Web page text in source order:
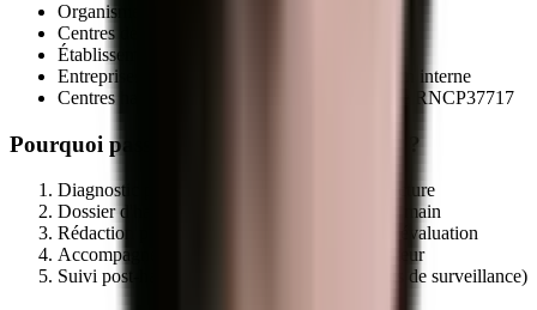
Organismes de formation déclarés (NDA actif)
Centres de formation d'apprentis (CFA)
Établissements publics de formation
Entreprises qualifiées via leur service formation interne
Centres habilités par le certificateur sur la fiche
RNCP37717
Pourquoi passer par MEG Business 360 ?
Diagnostic préalable d'éligibilité de votre structure
Dossier d'habilitation centre évaluateur clé en main
Rédaction programme + référentiel + outils d'évaluation
Accompagnement audit initial par le certificateur
Suivi post-habilitation (renouvellement, audits de surveillance)